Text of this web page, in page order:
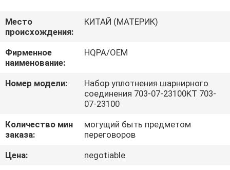
ПУТЕШЕСТВИЕ
ФАБРИКИ
ПРОВЕРКА
КАРТА
САЙТА
Место
происхождения:
КИТАЙ (МАТЕРИК)
Фирменное
наименование:
HQPA/OEM
Номер модели:
Набор уплотнения шарнирного
соединения 703-07-23100KT 703-
07-23100
Количество мин
заказа:
могущий быть предметом
переговоров
Цена:
negotiable